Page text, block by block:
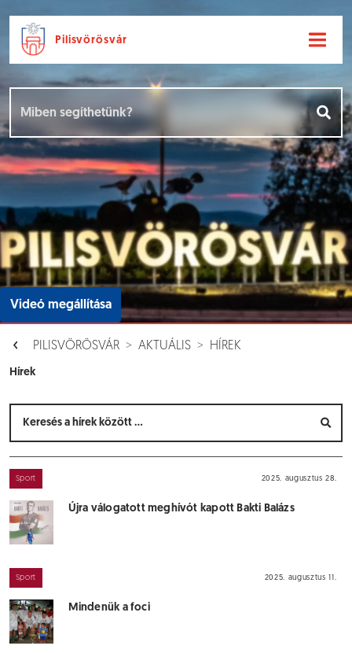
Ugrás a fő tartalomhoz
Pilisvörösvár
Videó megállítása
PILISVÖRÖSVÁR AKTUÁLIS HÍREK
Hírek
Sport 2025. augusztus 28.
Újra válogatott meghívót kapott Bakti Balázs
Sport 2025. augusztus 11.
Mindenük a foci
Hírek [
Események []
Dokumentumok [
Aloldalak []